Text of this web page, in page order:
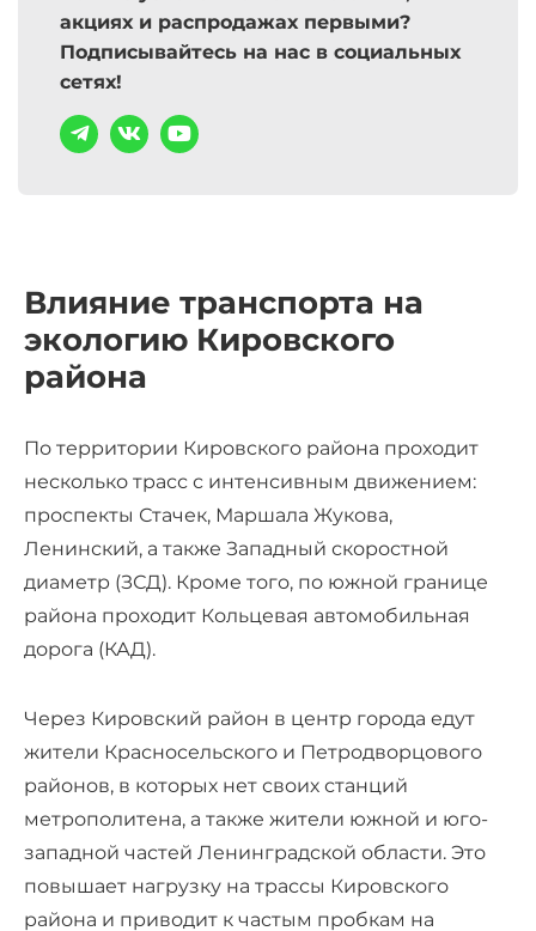
акциях и распродажах первыми?
Подписывайтесь на нас в социальных
сетях!
Влияние транспорта на
экологию Кировского
района
По территории Кировского района проходит
несколько трасс с интенсивным движением:
проспекты Стачек, Маршала Жукова,
Ленинский, а также Западный скоростной
диаметр (ЗСД). Кроме того, по южной границе
района проходит Кольцевая автомобильная
дорога (КАД).
Через Кировский район в центр города едут
жители Красносельского и Петродворцового
районов, в которых нет своих станций
метрополитена, а также жители южной и юго-
западной частей Ленинградской области. Это
повышает нагрузку на трассы Кировского
района и приводит к частым пробкам на